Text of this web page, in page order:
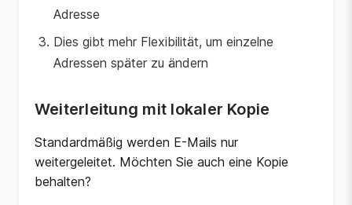
Adresse
Dies gibt mehr Flexibilität, um einzelne
Adressen später zu ändern
Weiterleitung mit lokaler Kopie
Standardmäßig werden E-Mails nur
weitergeleitet. Möchten Sie auch eine Kopie
behalten?